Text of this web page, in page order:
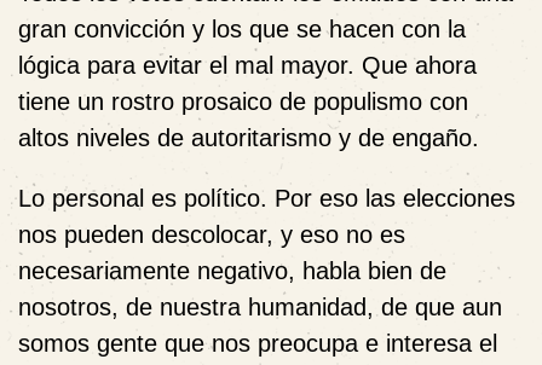
gran convicción y los que se hacen con la
lógica para evitar el mal mayor. Que ahora
tiene un rostro prosaico de populismo con
altos niveles de autoritarismo y de engaño.
Lo personal es político. Por eso las elecciones
nos pueden descolocar, y eso no es
necesariamente negativo, habla bien de
nosotros, de nuestra humanidad, de que aun
somos gente que nos preocupa e interesa el